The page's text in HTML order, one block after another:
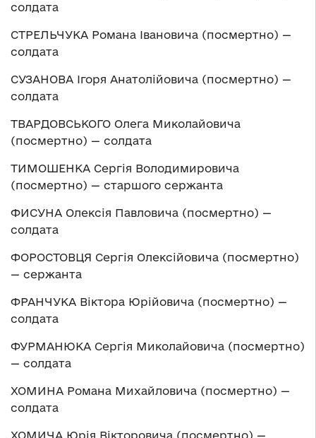
солдата
СТРЕЛЬЧУКА Романа Івановича (посмертно) —
солдата
СУЗАНОВА Ігоря Анатолійовича (посмертно) —
солдата
ТВАРДОВСЬКОГО Олега Миколайовича
(посмертно) — солдата
ТИМОШЕНКА Сергія Володимировича
(посмертно) — старшого сержанта
ФИСУНА Олексія Павловича (посмертно) —
солдата
ФОРОСТОВЦЯ Сергія Олексійовича (посмертно)
— сержанта
ФРАНЧУКА Віктора Юрійовича (посмертно) —
солдата
ФУРМАНЮКА Сергія Миколайовича (посмертно)
— солдата
ХОМИНА Романа Михайловича (посмертно) —
солдата
ХОМИЧА Юрія Вікторовича (посмертно) —